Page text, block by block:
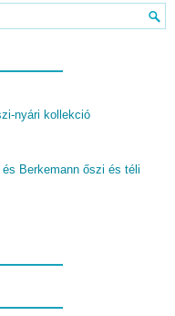
nyári kollekció
Berkemann őszi és téli